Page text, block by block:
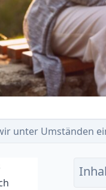
unter Umständen